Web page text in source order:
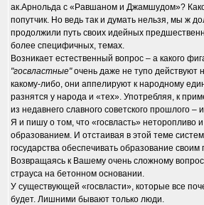
ак.Арнольда с «Равшаном и Джамшудом»?
попутчик. Но ведь так и думать нельзя, мы ж
продолжили путь своих идейных
более специфичных, темах.
Возникает естественный вопрос – а какого
"госвластные"очень даже не тупо действуют
какому-либо, они аппелируют к народному
разнятся у народа и «тех». Употребляя, к
из недавнего славного советского прошлого
Я и пишу о том, что «госвласть» неторопливо
образованием. И отстаивая в этой теме
государства обеспечивать образование
Возвращаясь к Вашему очень сложному
страуса на бетонном основании.
У существующей «госвласти», которые все
будет. Лишними бывают только люди.